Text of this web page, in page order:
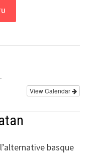
View Calendar
basque